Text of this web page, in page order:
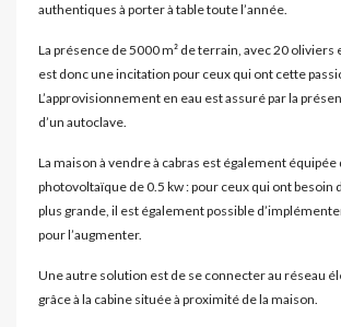
authentiques à porter à table toute l’année.
La présence de 5000 m² de terrain, avec 20
est donc une incitation pour ceux qui ont cette
L’approvisionnement en eau est assuré par la
d’un autoclave.
La maison à vendre à cabras est également équipée
photovoltaïque de 0.5 kw : pour ceux qui ont besoin
plus grande, il est également possible
pour l’augmenter.
Une autre solution est de se connecter au réseau
grâce à la cabine située à proximité de la maison.